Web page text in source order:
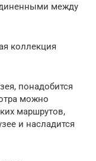
между
коллекция
понадобится
можно
маршрутов,
и насладится